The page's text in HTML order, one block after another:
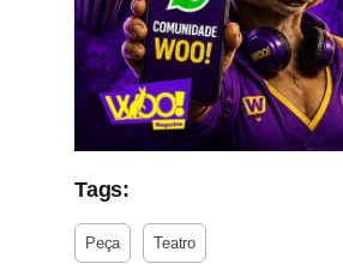
Tags:
Peça Teatro